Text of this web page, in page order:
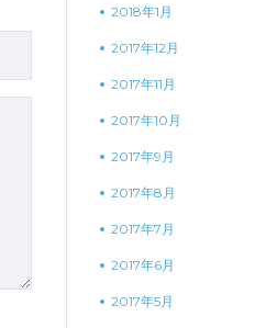
2018年1月
2017年12月
2017年11月
2017年10月
2017年9月
2017年8月
2017年7月
2017年6月
2017年5月